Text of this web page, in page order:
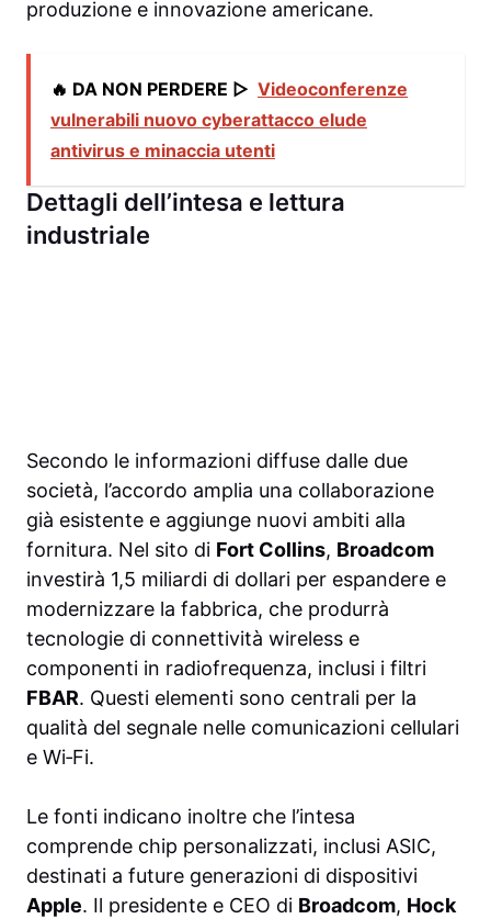
produzione e innovazione americane.
🔥 DA NON PERDERE ▷ Videoconferenze
vulnerabili nuovo cyberattacco elude
antivirus e minaccia utenti
Dettagli dell’intesa e lettura
industriale
Secondo le informazioni diffuse dalle due
società, l’accordo amplia una collaborazione
già esistente e aggiunge nuovi ambiti alla
fornitura. Nel sito di Fort Collins, Broadcom
investirà 1,5 miliardi di dollari per espandere e
modernizzare la fabbrica, che produrrà
tecnologie di connettività wireless e
componenti in radiofrequenza, inclusi i filtri
FBAR. Questi elementi sono centrali per la
qualità del segnale nelle comunicazioni cellulari
e Wi‑Fi.
Le fonti indicano inoltre che l’intesa
comprende chip personalizzati, inclusi ASIC,
destinati a future generazioni di dispositivi
Apple. Il presidente e CEO di Broadcom, Hock